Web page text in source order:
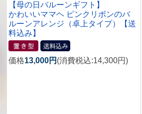
【母の日バルーンギフト】
かわいいママヘ ピンクリボンのバ
ルーンアレンジ（卓上タイプ）【送
料込み】
価格13,000円 (消費税込:14,300円)